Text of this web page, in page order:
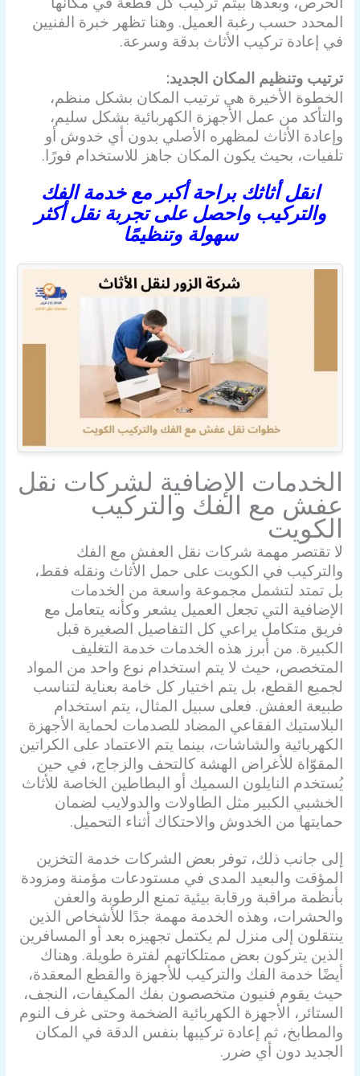
المحدد حسب رغبة العميل. وهنا تظهر خبرة الفنيين
في إعادة تركيب الأثاث بدقة وسرعة.
ترتيب وتنظيم المكان الجديد:
الخطوة الأخيرة هي ترتيب المكان بشكل منظم،
والتأكد من عمل الأجهزة الكهربائية بشكل سليم،
وإعادة الأثاث لمظهره الأصلي بدون أي خدوش أو
تلفيات، بحيث يكون المكان جاهز للاستخدام فورًا.
انقل أثاثك براحة أكبر مع خدمة الفك
والتركيب واحصل على تجربة نقل أكثر
سهولة وتنظيمًا
الخدمات الإضافية لشركات نقل
عفش مع الفك والتركيب
الكويت
لا تقتصر مهمة شركات نقل العفش مع الفك
والتركيب في الكويت على حمل الأثاث ونقله فقط،
بل تمتد لتشمل مجموعة واسعة من الخدمات
الإضافية التي تجعل العميل يشعر وكأنه يتعامل مع
فريق متكامل يراعي كل التفاصيل الصغيرة قبل
الكبيرة. من أبرز هذه الخدمات خدمة التغليف
المتخصص، حيث لا يتم استخدام نوع واحد من المواد
لجميع القطع، بل يتم اختيار كل خامة بعناية لتناسب
طبيعة العفش. فعلى سبيل المثال، يتم استخدام
البلاستيك الفقاعي المضاد للصدمات لحماية الأجهزة
الكهربائية والشاشات، بينما يتم الاعتماد على الكراتين
المقوّاة للأغراض الهشة كالتحف والزجاج، في حين
يُستخدم النايلون السميك أو البطاطين الخاصة للأثاث
الخشبي الكبير مثل الطاولات والدولايب لضمان
حمايتها من الخدوش والاحتكاك أثناء التحميل.
إلى جانب ذلك، توفر بعض الشركات خدمة التخزين
المؤقت والبعيد المدى في مستودعات مؤمنة ومزودة
بأنظمة مراقبة ورقابة بيئية تمنع الرطوبة والعفن
والحشرات، وهذه الخدمة مهمة جدًا للأشخاص الذين
ينتقلون إلى منزل لم يكتمل تجهيزه بعد أو المسافرين
الذين يتركون بعض ممتلكاتهم لفترة طويلة. وهناك
أيضًا خدمة الفك والتركيب للأجهزة والقطع المعقدة،
حيث يقوم فنيون متخصصون بفك المكيفات، النجف،
الستائر، الأجهزة الكهربائية الضخمة وحتى غرف النوم
والمطابخ، ثم إعادة تركيبها بنفس الدقة في المكان
الجديد دون أي ضرر.